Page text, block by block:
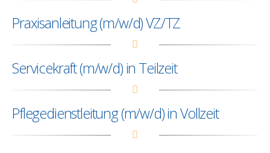
Praxisanleitung (m/w/d) VZ/TZ
Servicekraft (m/w/d) in Teilzeit
Pflegedienstleitung (m/w/d) in Vollzeit